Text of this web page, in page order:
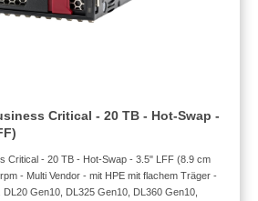
Critical - 20 TB - Hot-Swap -
Critical - 20 TB - Hot-Swap - 3.5" LFF (8.9 cm
- Multi Vendor - mit HPE mit flachem Träger -
Gen10, DL325 Gen10, DL360 Gen10,